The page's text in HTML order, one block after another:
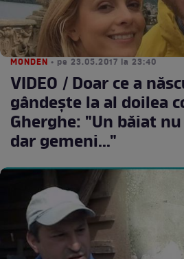
MONDEN • pe 23.05.2017 la 23:40
VIDEO / Doar ce a
gândeşte la al doilea
Gherghe: "Un băiat
dar gemeni..."